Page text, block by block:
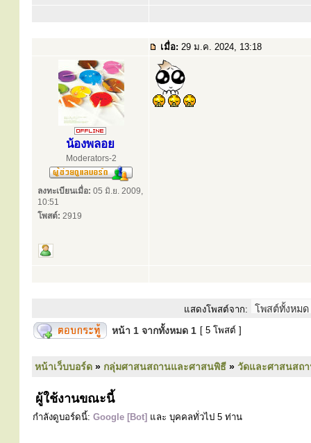
เมื่อ: 29 ม.ค. 2024, 13:18
น้องพลอย
Moderators-2
ลงทะเบียนเมื่อ: 05 มิ.ย. 2009,
10:51
โพสต์: 2919
แสดงโพสต์จาก:
หน้า 1 จากทั้งหมด 1 [ 5 โพสต์ ]
หน้าเว็บบอร์ด » กลุ่มศาสนสถานและศาสนพิธี » วัดและศาสนสถ
ผู้ใช้งานขณะนี้
กำลังดูบอร์ดนี้: Google [Bot] และ บุคคลทั่วไป 5 ท่าน